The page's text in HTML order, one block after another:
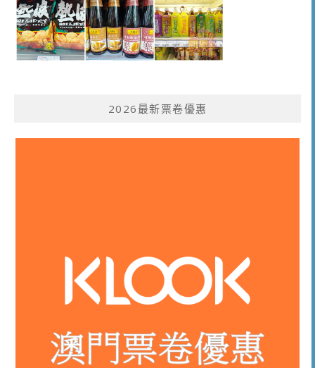
2026最新票卷優惠